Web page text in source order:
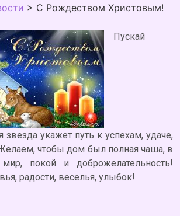
> С Рождеством Христовым!
Пускай
звезда укажет путь к успехам, удаче,
чтобы дом был полная чаша, в
покой и доброжелательность!
радости, веселья, улыбок!